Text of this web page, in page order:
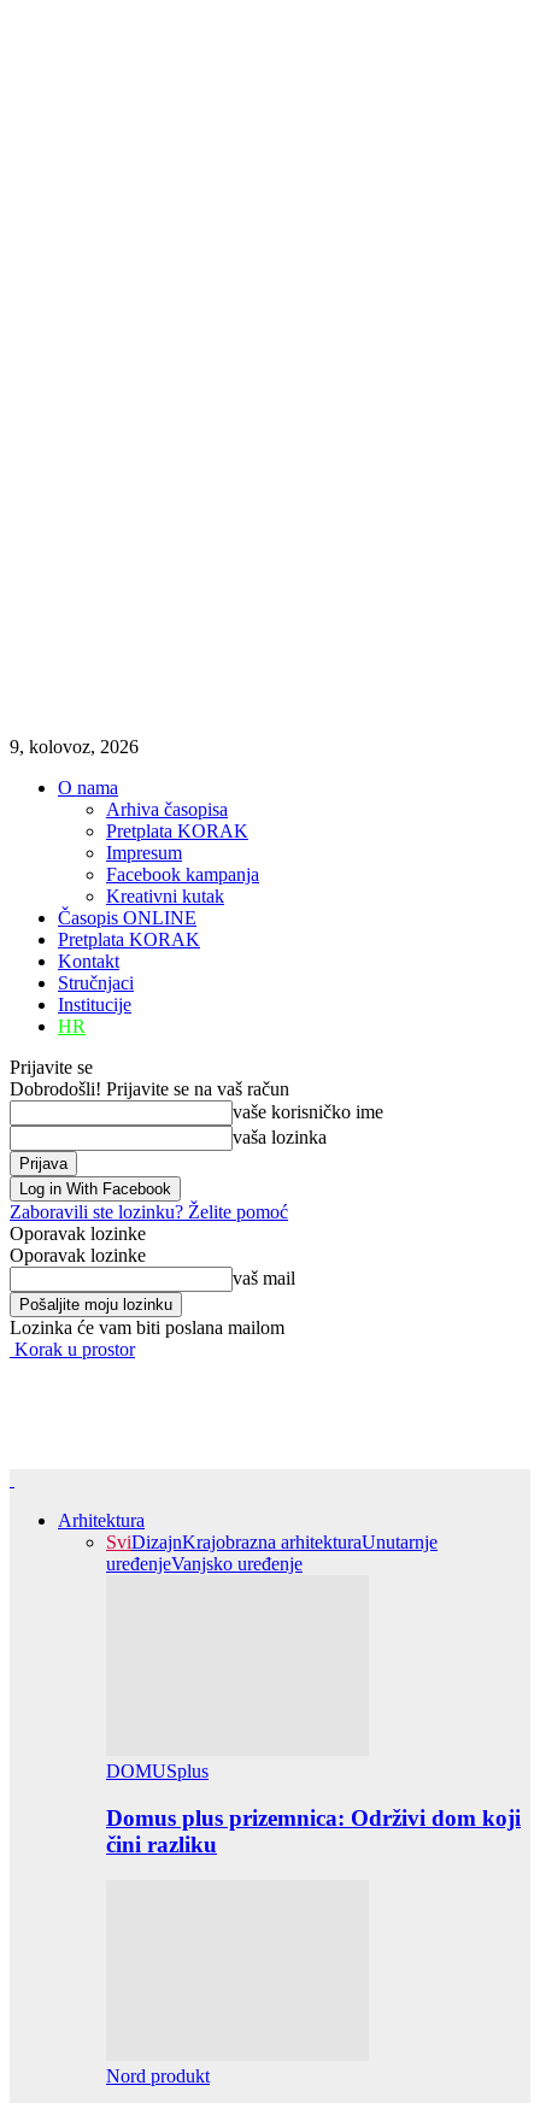
9, kolovoz, 2026
O nama
Arhiva časopisa
Pretplata KORAK
Impresum
Facebook kampanja
Kreativni kutak
Časopis ONLINE
Pretplata KORAK
Kontakt
Stručnjaci
Institucije
HR
Prijavite se
Dobrodošli! Prijavite se na vaš račun
vaše korisničko ime
vaša lozinka
Log in With Facebook
Zaboravili ste lozinku? Želite pomoć
Oporavak lozinke
Oporavak lozinke
vaš mail
Lozinka će vam biti poslana mailom
Korak u prostor
Arhitektura
SviDizajnKrajobrazna arhitekturaUnutarnje
uređenjeVanjsko uređenje
DOMUSplus
Domus plus prizemnica: Održivi dom koji
čini razliku
Nord produkt